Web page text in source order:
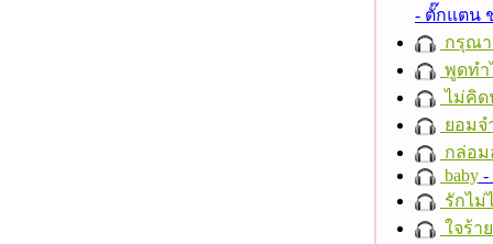
- ตั๊กแตน
กรุณา
พูดทำ
ไม่คิด
ยอม
กล่อม
baby -
รักไม่
ใจร้าย